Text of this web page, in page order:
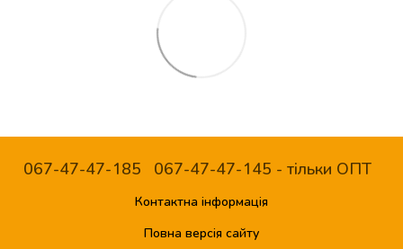
067-47-47-185 067-47-47-145 - тільки ОПТ
Контактна інформація
Повна версія сайту